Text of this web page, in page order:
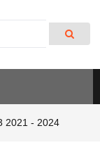
2021 - 2024